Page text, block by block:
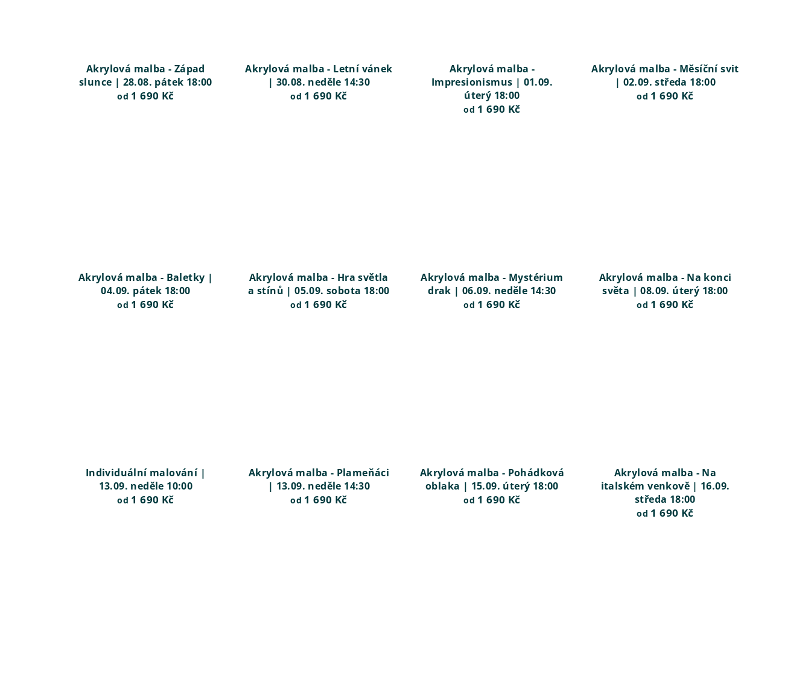
Akrylová malba - Západ
slunce | 28.08. pátek 18:00
od 1 690 Kč
Akrylová malba - Letní vánek
| 30.08. neděle 14:30
od 1 690 Kč
Akrylová malba -
Impresionismus | 01.09.
úterý 18:00
od 1 690 Kč
Akrylová malba - Měsíční svit
| 02.09. středa 18:00
od 1 690 Kč
Akrylová malba - Baletky |
04.09. pátek 18:00
od 1 690 Kč
Akrylová malba - Hra světla
a stínů | 05.09. sobota 18:00
od 1 690 Kč
Akrylová malba - Mystérium
drak | 06.09. neděle 14:30
od 1 690 Kč
Akrylová malba - Na konci
světa | 08.09. úterý 18:00
od 1 690 Kč
Individuální malování |
13.09. neděle 10:00
od 1 690 Kč
Akrylová malba - Plameňáci
| 13.09. neděle 14:30
od 1 690 Kč
Akrylová malba - Pohádková
oblaka | 15.09. úterý 18:00
od 1 690 Kč
Akrylová malba - Na
italském venkově | 16.09.
středa 18:00
od 1 690 Kč